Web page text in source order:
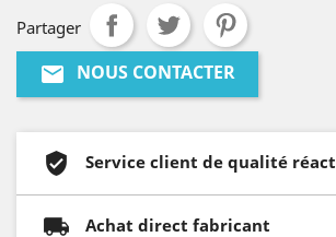
Partager
email NOUS CONTACTER
Service client de qualité
Achat direct fabricant